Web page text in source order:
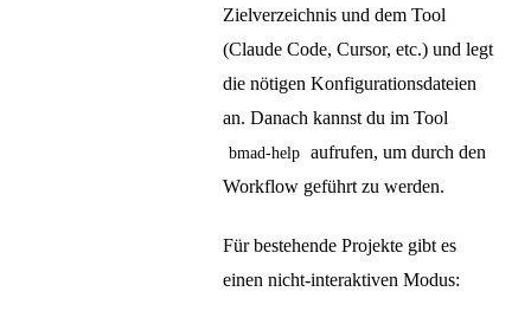
Zielverzeichnis und dem Tool
(Claude Code, Cursor, etc.) und legt
die nötigen Konfigurationsdateien
an. Danach kannst du im Tool
bmad-help
aufrufen, um durch den
Workflow geführt zu werden.
Für bestehende Projekte gibt es
einen nicht-interaktiven Modus: